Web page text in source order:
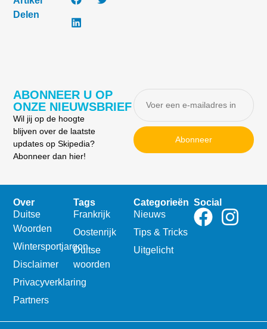
Delen
ABONNEER U OP
ONZE NIEUWSBRIEF
Wil jij op de hoogte
blijven over de laatste
updates op Skipedia?
Abonneer dan hier!
Abonneer
Over
Duitse
Woorden
Wintersportjargon
Disclaimer
Privacyverklaring
Partners
Tags
Frankrijk
Oostenrijk
Duitse
woorden
Categorieën
Nieuws
Tips & Tricks
Uitgelicht
Social